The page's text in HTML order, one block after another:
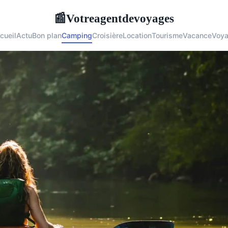
📰Votreagentdevoyages
ActuBon planCampingCroisièreLocationTourismeVacance